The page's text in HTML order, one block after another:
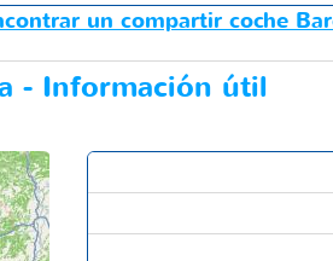
un compartir coche
- Información útil